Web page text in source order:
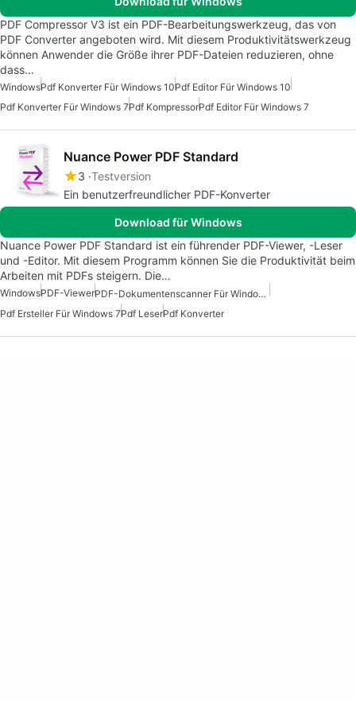
PDF Compressor V3 ist ein PDF-Bearbeitungswerkzeug, das von
PDF Converter angeboten wird. Mit diesem Produktivitätswerkzeug
können Anwender die Größe ihrer PDF-Dateien reduzieren, ohne
dass…
WindowsPdf Konverter Für Windows 10Pdf Editor Für Windows 10
Pdf Konverter Für Windows 7Pdf KompressorPdf Editor Für Windows 7
Nuance Power PDF Standard
3 Testversion
Ein benutzerfreundlicher PDF-Konverter
Download für Windows
Nuance Power PDF Standard ist ein führender PDF-Viewer, -Leser
und -Editor. Mit diesem Programm können Sie die Produktivität beim
Arbeiten mit PDFs steigern. Die…
WindowsPDF-Viewer
PDF-Dokumentenscanner Für Windows
Pdf Ersteller Für Windows 7Pdf LeserPdf Konverter